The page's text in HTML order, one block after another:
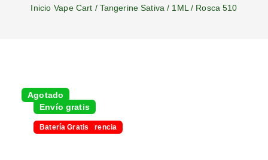
Inicio Vape Cart / Tangerine Sativa / 1ML / Rosca 510
Envío gratis
-5% con transferencia
Agotado
Batería Gratis